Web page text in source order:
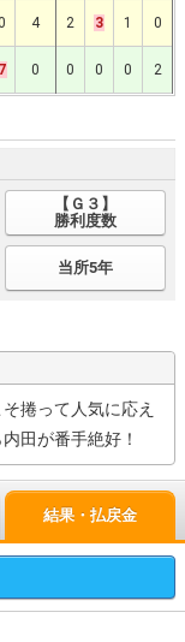
4 2 3 1 0
7 0 0 0 0 2
【Ｇ３】
勝利度数
当所5年
捲って人気に応え
田が番手絶好！
結果・払戻金